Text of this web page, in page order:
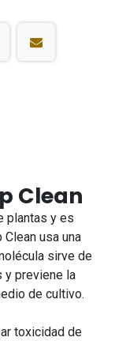
Clean
plantas y es
usa una
sirve de
y previene la
de cultivo.
toxicidad de